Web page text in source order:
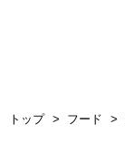
トップ フード